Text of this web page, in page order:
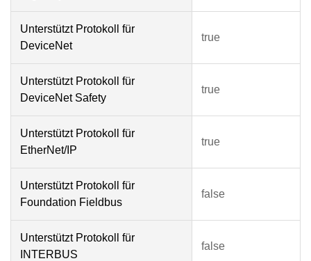
Unterstützt Protokoll für
DeviceNet
true
Unterstützt Protokoll für
DeviceNet Safety
true
Unterstützt Protokoll für
EtherNet/IP
true
Unterstützt Protokoll für
Foundation Fieldbus
false
Unterstützt Protokoll für
INTERBUS
false